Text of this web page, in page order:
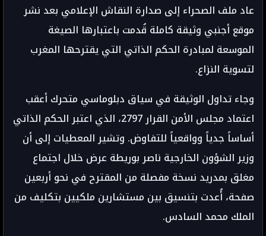
عاد ملف الصحراء إلى صدارة النقاش الإعلامي بعد نشر
موقع أجنبي وثيقة كاملة قُدمت باعتبارها الصيغة
الموسعة لمبادرة الحكم الذاتي التي يقترحها المغرب
لتسوية النزاع.
وجاء تداول الوثيقة في سياق دبلوماسي متحرك أعقب
اعتماد مجلس الأمن القرار 2797، الذي اعتبر الحكم الذاتي
أساساً جدياً وواقعياً للتفاوض. وتشير المعطيات إلى أن
وزير الشؤون الخارجية ناصر بوريطة عرض خلال اجتماع
مغلق بمدريد نسخة مفصلة من المقترح في نحو أربعين
صفحة، أُعدت بتنسيق بين مستشارين ملكيين بتكليف من
الملك محمد السادس.